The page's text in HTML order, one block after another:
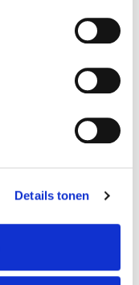
Details tonen